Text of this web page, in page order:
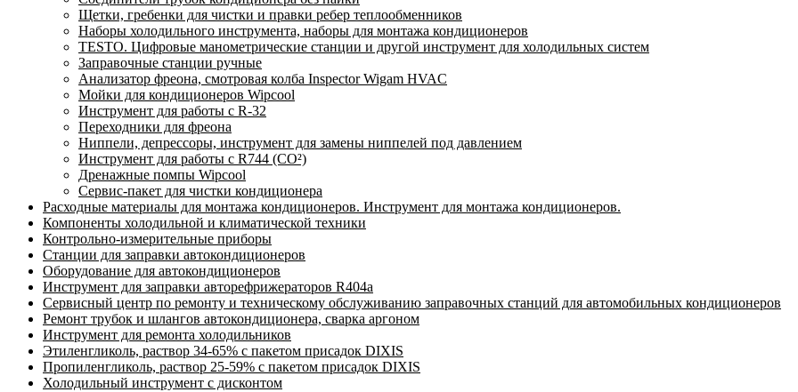
Щетки, гребенки для чистки и правки ребер теплообменников
Наборы холодильного инструмента, наборы для монтажа кондиционеров
TESTO. Цифровые манометрические станции и другой инструмент для холодильных систем
Заправочные станции ручные
Анализатор фреона, смотровая колба Inspector Wigam HVAC
Мойки для кондиционеров Wipcool
Инструмент для работы с R-32
Переходники для фреона
Ниппели, депрессоры, инструмент для замены ниппелей под давлением
Инструмент для работы с R744 (CO²)
Дренажные помпы Wipcool
Сервис-пакет для чистки кондиционера
Расходные материалы для монтажа кондиционеров. Инструмент для монтажа кондиционеров.
Компоненты холодильной и климатической техники
Контрольно-измерительные приборы
Станции для заправки автокондиционеров
Оборудование для автокондиционеров
Инструмент для заправки авторефрижераторов R404a
Сервисный центр по ремонту и техническому обслуживанию заправочных станций для автомобильных кондиционеров
Ремонт трубок и шлангов автокондиционера, сварка аргоном
Инструмент для ремонта холодильников
Этиленгликоль, раствор 34-65% с пакетом присадок DIXIS
Пропиленгликоль, раствор 25-59% с пакетом присадок DIXIS
Холодильный инструмент с дисконтом